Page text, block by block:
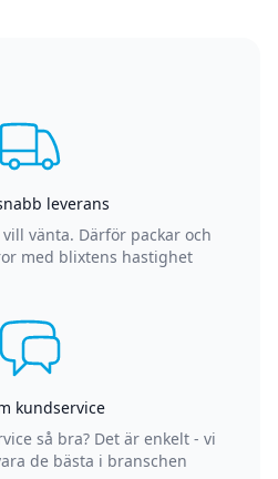
leverans
vänta. Därför packar och
med blixtens hastighet
kundservice
så bra? Det är enkelt - vi
de bästa i branschen